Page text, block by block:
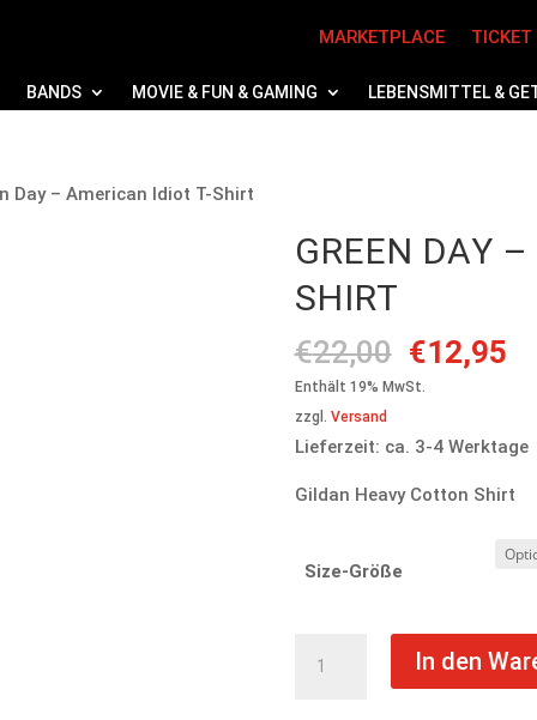
MARKETPLACE
BANDS MOVIE & FUN & GAMING LEBENSMITTEL &
Day – American Idiot T-Shirt
GREEN DAY
SHIRT
€22,00
Preis
€22,00
€12,95
Enthält 19% MwSt.
zzgl. Versand
Lieferzeit: ca. 3-4 Werktage
Gildan Heavy Cotton Shirt
Size-Größe
Day
In den